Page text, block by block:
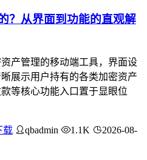
？从界面到功能的直观解
产管理的移动端工具，界面设
展示用户持有的各类加密资产
等核心功能入口置于显眼位
载 qbadmin 1.1K
2026-08-